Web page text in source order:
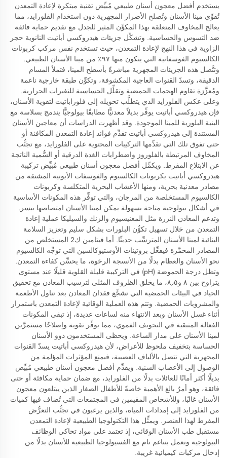
يستخدم أفضل معجون أسنان طبيعي مُبيِّض تقنية مبتكرة لإعادة التمعدن
تُقوِّي مينا الأسنان وتُصلح الأضرار المجهرية دون استخدام الفلورايد، مما
يعالج المخاوف المتعلقة بهذا المكوِّن المثير للجدل مع تقديم حماية فائقة
ضد التسوس والحساسية. وتشكِّل جزيئات هيدروكسي أباتيت النانوية حجر
الزاوية في هذا النهج لإعادة التمعدن، حيث تستخدم نفس مركب كربونات
الكالسيوم الفوسفاتية التي يتكون منها ٩٧٪ من مينا الأسنان الطبيعي.
وتتَّصل هذه الجزيئات المجهرية مباشرةً بأسطح المينا، فتملأ المسام
الدقيقة، وتسدّ القنوات العاجية المكشوفة، وتكوِّن طبقة خارجية ناعمة
ومُعزَّزة تقاوم الهجمات الحمضية وتقلِّل الحساسية للتغيرات الحرارية.
وعلى عكس الفلورايد الذي يتطلَّب تحويله إلى فلوراباتيت لتقوية الأسنان،
فإن هيدروكسي أباتيت يوفِّر بديلاً معدنيًّا مطابقًا بيولوجيًّا يندمج بسلاسة مع
البنية البلورية للمينا الموجودة. وقد أظهرت الدراسات أن معاجين الأسنان
المستندة إلى هيدروكسي أباتيت تقدِّم فوائد إعادة التمعدن المكافئة أو
حتى تفوق تلك التي تقدِّمها التركيبات المحتوية على الفلورايد، مع تجنُّب
المخاوف المرتبطة بالفلوروز واضطرابات الغدة الدرقية أو السُّمية الناتجة
عن الابتلاع المفرط. ويكمِّل أفضل معجون أسنان طبيعي مُبيِّض تركيبة
هيدروكسي أباتيت بكربونات الكالسيوم والفوسفات الأيونية المشتقة من
مصادر معدنية بحرية، ومنها الأعشاب البحرية المتكلسة وكربونات
الكالسيوم المستخلصة من المرجان، والتي توفِّر هذه المكونات الأساسية
في أشكال بيولوجية متاحة بسهولة يمكن لمينا الأسنان امتصاصها بيسر.
وتدعم المعادن النزرة مثل المغنيسيوم والزنك والسيليكا عملية إعادة
التمعدن من خلال تسهيل تكوُّن البلورات بشكل سليم وتعزيز السلامة
البنائية لمينا الأسنان المترسِّب حديثًا. أما فيتامين ك2 المستخلص من
المصادر المخمَّرة فيفعِّل بروتينات الأوستيوكالسين التي توجِّه الكالسيوم
نحو الأسنان والعظام بدلًا من الأنسجة الرخوة، ما يحسِّن كفاءة التمعدن.
وتظل درجة الحموضة (pH) في التركيبة قليلة القلوية قليلًا عند مستوى
يتراوح بين ٨ و٨٫٥، ما يخلق الظروف المثلى لترسيب المعادن مع تحقيق
الحياد في البيئات الحمضية التي تشجِّع فقدان المعادن بعد تناول الأطعمة
والمشروبات الحمضية. وتتم هذه العملية الوقائية لإعادة التمعدن باستمرار
أثناء غسل الأسنان وبعد الانتهاء منه لساعات عديدة، إذ تبقى المكونات
الفعالة المتبقية في التجويف الفموي، مما يوفِّر تقوية وإصلاحًا مستمرَّين
لمينا الأسنان على مدار الساعة. ويحظى المستخدمون ذوو الأسنان
الحساسة بتخفيف ملحوظ للأعراض، لأن هيدروكسي أباتيت يسدّ القنوات
المجهرية التي تتصل بالألياف العصبية، فيمنع المؤثرات المؤلمة من
الوصول إلى الأعصاب السنية. ويقدِّم أفضل معجون أسنان طبيعي مُبيِّض
بديلًا أكثر أمانًا للعائلات بدلًا من الفلورايد، مع ضمان حماية مكافئة أو حتى
فائقة، وهو أمرٌ بالغ الأهمية خاصةً للأطفال الصغار الذين يبتلعون معجون
الأسنان غالبًا، وللأشخاص المقيمين في المجتمعات التي تُضاف فيها كميات
من الفلورايد إلى إمدادات المياه، والذين يرغبون في تجنُّب التعرُّض
المفرط لهذا العنصر. ويمثِّل هذا التكنولوجيا الطبيعية لإعادة التمعدن
مستقبل طب الأسنان الوقائي، إذ تعتمد على مواد تحاكي الوظائف
البيولوجية وتعمل بتناغم تام مع الفسيولوجيا الطبيعية للأسنان بدلًا من
إدخال مركبات كيميائية غريبة.